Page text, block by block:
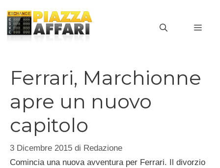
contenuto
Ferrari, Marchionne
apre un nuovo
capitolo
3 Dicembre 2015 di Redazione
Comincia una nuova avventura per Ferrari. Il divorzio